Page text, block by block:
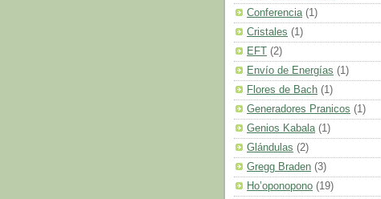
Conferencia (1)
Cristales (1)
EFT
(2)
Envío de Energías (1)
Flores de Bach (1)
Generadores Pranicos (1)
Genios Kabala (1)
Glándulas (2)
Gregg Braden (3)
Ho’oponopono (19)